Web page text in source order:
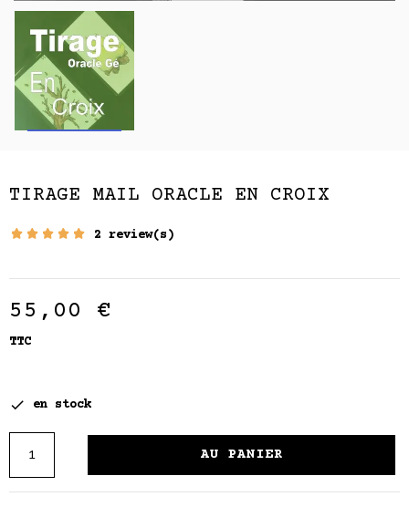
TIRAGE MAIL ORACLE EN CROIX
2 review(s)
55,00 €
TTC
 en stock
AU PANIER